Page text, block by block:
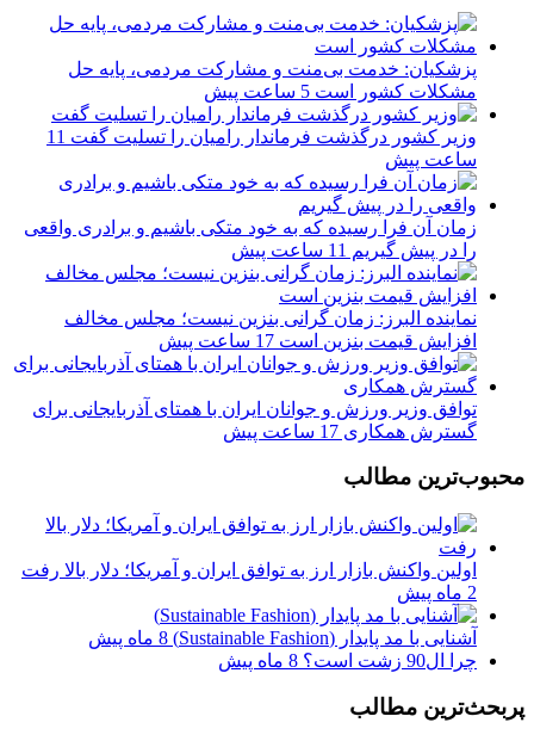
پزشکیان: خدمت بی‌منت و مشارکت مردمی، پایه حل
مشکلات کشور است 5 ساعت پیش
وزیر کشور درگذشت فرماندار رامیان را تسلیت گفت 11
ساعت پیش
زمان آن فرا رسیده که به خود متکی باشیم و برادری واقعی
را در پیش گیریم 11 ساعت پیش
نماینده البرز: زمان گرانی بنزین نیست؛ مجلس مخالف
افزایش قیمت بنزین است 17 ساعت پیش
توافق وزیر ورزش و جوانان ایران با همتای آذربایجانی برای
گسترش همکاری 17 ساعت پیش
محبوب‌ترین مطالب
اولین واکنش بازار ارز به توافق ایران و آمریکا؛ دلار بالا رفت
2 ماه پیش
آشنایی با مد پایدار (Sustainable Fashion)
8 ماه پیش
چرا ال90 زشت است؟
8 ماه پیش
پربحث‌ترین مطالب